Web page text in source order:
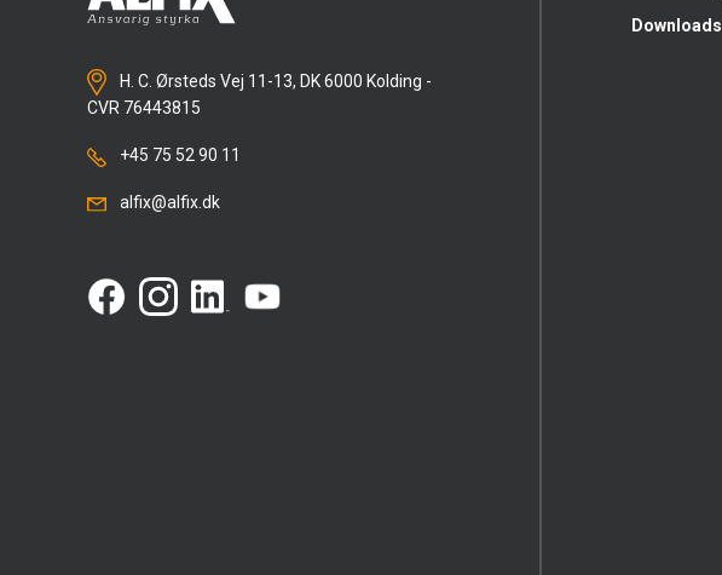
H. C. Ørsteds Vej 11-13, DK 6000 Kolding -
CVR 76443815
+45 75 52 90 11
alfix@alfix.dk
Downloads